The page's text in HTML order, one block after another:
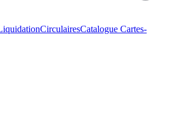
CirculairesCatalogue Cartes-